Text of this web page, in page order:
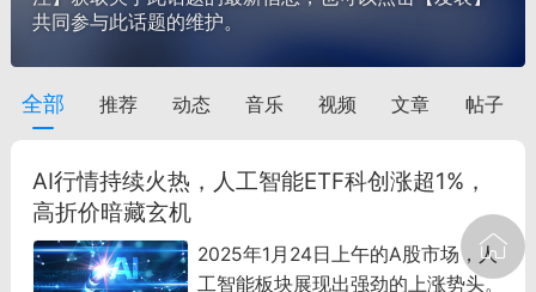
29 10:10 电脑端 智狐AI工作台
中英翻译
共同参与此话题的维护。
全部 推荐 动态 音乐 视频 文章 帖子
AI行情持续火热，人工智能ETF科创涨超1%，
高折价暗藏玄机
2025年1月24日上午的A股市场，人
工智能板块展现出强劲的上涨势头。